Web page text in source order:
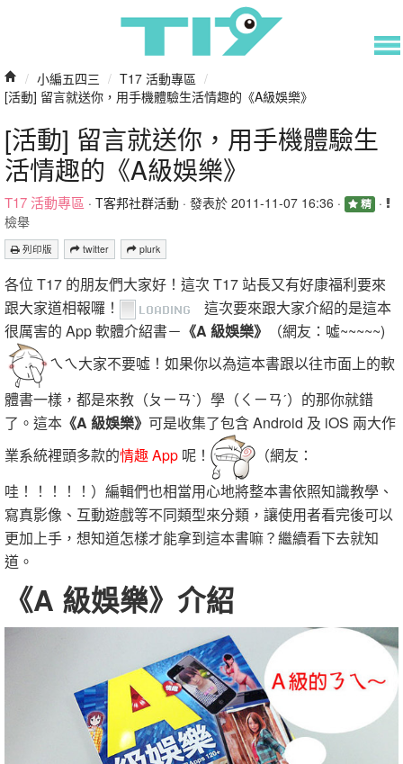
/ 小編五四三 / T17 活動專區 /
[活動] 留言就送你，用手機體驗生活情趣的《A級娛樂》
[活動] 留言就送你，用手機體驗生
活情趣的《A級娛樂》
T17 活動專區 · T客邦社群活動 · 發表於 2011-11-07 16:36 · 精 ·
檢舉
列印版 twitter plurk
各位 T17 的朋友們大家好！這次 T17 站長又有好康福利要來
跟大家道相報囉！
這次要來跟大家介紹的是這本
很厲害的 App 軟體介紹書－ 《A 級娛樂》
（網友：噓~~~~~)
ㄟㄟ大家不要噓！如果你以為這本書跟以往市面上的軟
體書一樣，都是來教（ㄆㄧㄢˋ）學（ㄑㄧㄢˊ）的那你就錯
了。這本 《A 級娛樂》 可是收集了包含 Android 及 iOS 兩大作
業系統裡頭多款的情趣 App 呢！
（網友：
哇！！！！！）編輯們也相當用心地將整本書依照知識教學、
寫真影像、互動遊戲等不同類型來分類，讓使用者看完後可以
更加上手，想知道怎樣才能拿到這本書嘛？繼續看下去就知
道。
《A 級娛樂》介紹